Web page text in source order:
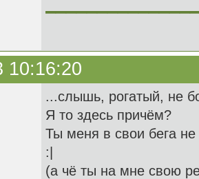
10:16:20
...слышь, рогатый, не
Я то здесь причём?
Ты меня в свои бега
:|
(а чё ты на мне свою